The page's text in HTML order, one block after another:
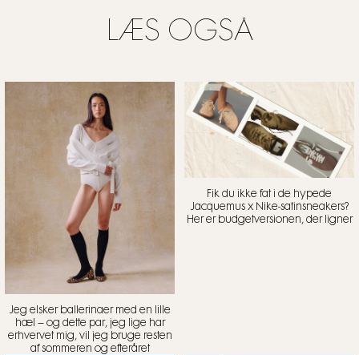
LÆS OGSÅ
Jeg elsker ballerinaer med en lille
hæl – og dette par, jeg lige har
erhvervet mig, vil jeg bruge resten
af sommeren og efteråret
Fik du ikke fat i de hypede
Jacquemus x Nike-satinsneakers?
Her er budgetversionen, der ligner